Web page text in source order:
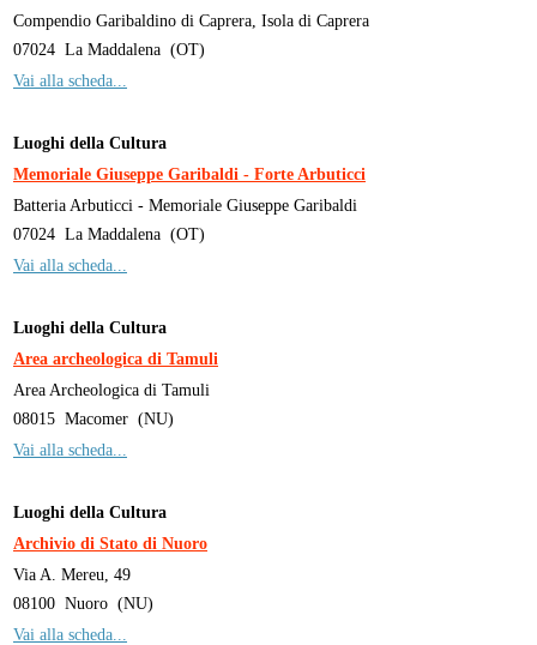
Compendio Garibaldino di Caprera, Isola di Caprera
07024 La Maddalena (OT)
Vai alla scheda...
Luoghi della Cultura
Memoriale Giuseppe Garibaldi - Forte Arbuticci
Batteria Arbuticci - Memoriale Giuseppe Garibaldi
07024 La Maddalena (OT)
Vai alla scheda...
Luoghi della Cultura
Area archeologica di Tamuli
Area Archeologica di Tamuli
08015 Macomer (NU)
Vai alla scheda...
Luoghi della Cultura
Archivio di Stato di Nuoro
Via A. Mereu, 49
08100 Nuoro (NU)
Vai alla scheda...